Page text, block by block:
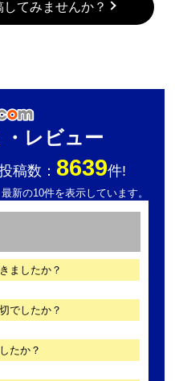
てみませんか？
レビュー
稿数： 8639件!
最新の10件を表示しています。
ましたか？
でしたか？
たか？